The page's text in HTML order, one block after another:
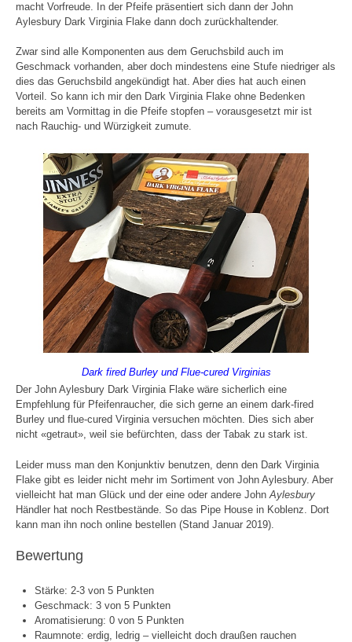
macht Vorfreude. In der Pfeife präsentiert sich dann der John
Aylesbury Dark Virginia Flake dann doch zurückhaltender.
Zwar sind alle Komponenten aus dem Geruchsbild auch im
Geschmack vorhanden, aber doch mindestens eine Stufe niedriger als
dies das Geruchsbild angekündigt hat. Aber dies hat auch einen
Vorteil. So kann ich mir den Dark Virginia Flake ohne Bedenken
bereits am Vormittag in die Pfeife stopfen – vorausgesetzt mir ist
nach Rauchig- und Würzigkeit zumute.
Dark fired Burley und Flue-cured Virginias
Der John Aylesbury Dark Virginia Flake wäre sicherlich eine
Empfehlung für Pfeifenraucher, die sich gerne an einem dark-fired
Burley und flue-cured Virginia versuchen möchten. Dies sich aber
nicht «getraut», weil sie befürchten, dass der Tabak zu stark ist.
Leider muss man den Konjunktiv benutzen, denn den Dark Virginia
Flake gibt es leider nicht mehr im Sortiment von John Aylesbury. Aber
vielleicht hat man Glück und der eine oder andere John Aylesbury
Händler hat noch Restbestände. So das Pipe House in Koblenz. Dort
kann man ihn noch online bestellen (Stand Januar 2019).
Bewertung
Stärke: 2-3 von 5 Punkten
Geschmack: 3 von 5 Punkten
Aromatisierung: 0 von 5 Punkten
Raumnote: erdig, ledrig – vielleicht doch draußen rauchen